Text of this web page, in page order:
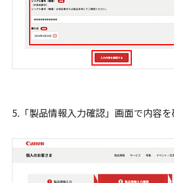
5.「製品情報入力確認」画面で内容